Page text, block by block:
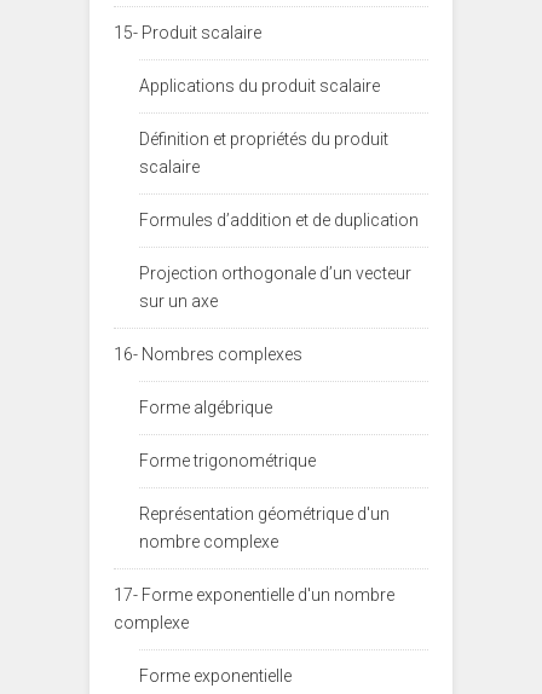
15- Produit scalaire
Applications du produit scalaire
Définition et propriétés du produit
scalaire
Formules d’addition et de duplication
Projection orthogonale d’un vecteur
sur un axe
16- Nombres complexes
Forme algébrique
Forme trigonométrique
Représentation géométrique d'un
nombre complexe
17- Forme exponentielle d'un nombre
complexe
Forme exponentielle